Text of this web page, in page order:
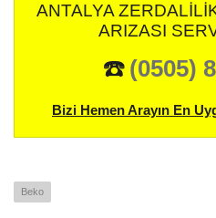
ANTALYA
ARIZASI
☎️ (0505)
Bizi Hemen Arayın En
Beko